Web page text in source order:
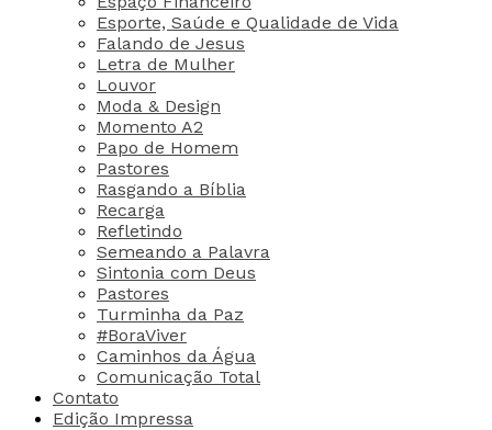
Esporte, Saúde e Qualidade de Vida
Falando de Jesus
Letra de Mulher
Louvor
Moda & Design
Momento A2
Papo de Homem
Pastores
Rasgando a Bíblia
Recarga
Refletindo
Semeando a Palavra
Sintonia com Deus
Pastores
Turminha da Paz
#BoraViver
Caminhos da Água
Comunicação Total
Contato
Edição Impressa